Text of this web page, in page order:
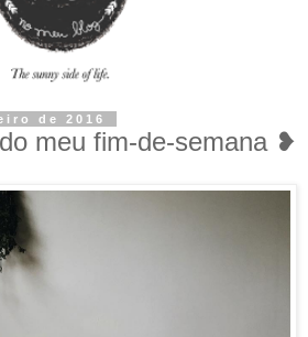
de 2016
meu fim-de-semana ❥